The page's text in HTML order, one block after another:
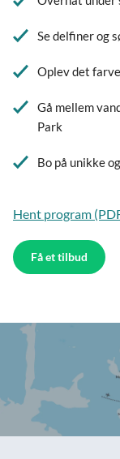
Se delfiner og
Oplev det
Gå mellem
Park
Bo på unikke
Hent program
Få et tilbud